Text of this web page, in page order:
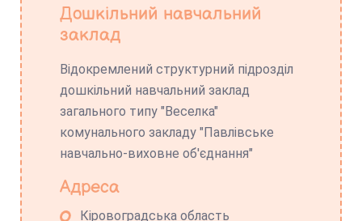
Дошкільний навчальний
заклад
Відокремлений структурний підрозділ
дошкільний навчальний заклад
загального типу "Веселка"
комунального закладу "Павлівське
навчально-виховне об'єднання"
Адреса
Кіровоградська область